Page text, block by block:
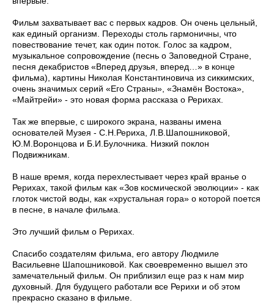
Фильм захватывает вас с первых кадров. Он очень цельный,
как единый организм. Переходы столь гармоничны, что
повествование течет, как один поток. Голос за кадром,
музыкальное сопровождение (песнь о Заповедной Стране,
песня декабристов «Вперед друзья, вперед…» в конце
фильма), картины Николая Константиновича из сиккимских,
очень значимых серий «Его Страны», «Знамён Востока»,
«Майтрейи» - это новая форма рассказа о Рерихах.
Так же впервые, с широкого экрана, названы имена
основателей Музея - С.Н.Рериха, Л.В.Шапошниковой,
Ю.М.Воронцова и Б.И.Булочника. Низкий поклон
Подвижникам.
В наше время, когда перехлестывает через край вранье о
Рерихах, такой фильм как «Зов космической эволюции» - как
глоток чистой воды, как «хрустальная гора» о которой поется
в песне, в начале фильма.
Это лучший фильм о Рерихах.
Спасибо создателям фильма, его автору Людмиле
Васильевне Шапошниковой. Как своевременно вышел это
замечательный фильм. Он приблизил еще раз к нам мир
духовный. Для будущего работали все Рерихи и об этом
прекрасно сказано в фильме.